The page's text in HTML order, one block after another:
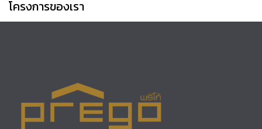
โครงการของเรา